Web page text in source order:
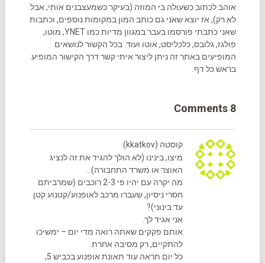
אוהב לכתוב כשעולה בי המוזה (בעיקר כשמעצבנים אותי, אבל
לא רק), אז יוצא שאני גם כותב המון במקומות נוספים, וכתבות
שאני כתבתי פורסמו בעבר במגוון מדיות כמו YNET, מוטו,
פולגז, גלובס, כלכליסט, אוטו ועוד. בכל הקשור לנושאים
המופיעים באתר זה ניתן ליצור איתי קשר דרך הקישור המופיע
בראש כל דף.
8 Comments
קוסטה (kkatkov)
מיצו, בינינו (לא הולך להגיד את זה לנציג
האוצר או משרד התחבורה)…
מה יקרה עם יהיו פי 2-3 רוכבים (שמרביתם
חסרי ניסיון, שעברו מרכב לאופנוע/קטנוע קטן
עד בינוני)?
אני אגיד לך.
אותם פקקים שאתה רואה מדי יום – ימשיכו
להתקיים, רק מסיבה אחרת.
כל יום תראה עוד תאונת אופנוע בכביש 5,